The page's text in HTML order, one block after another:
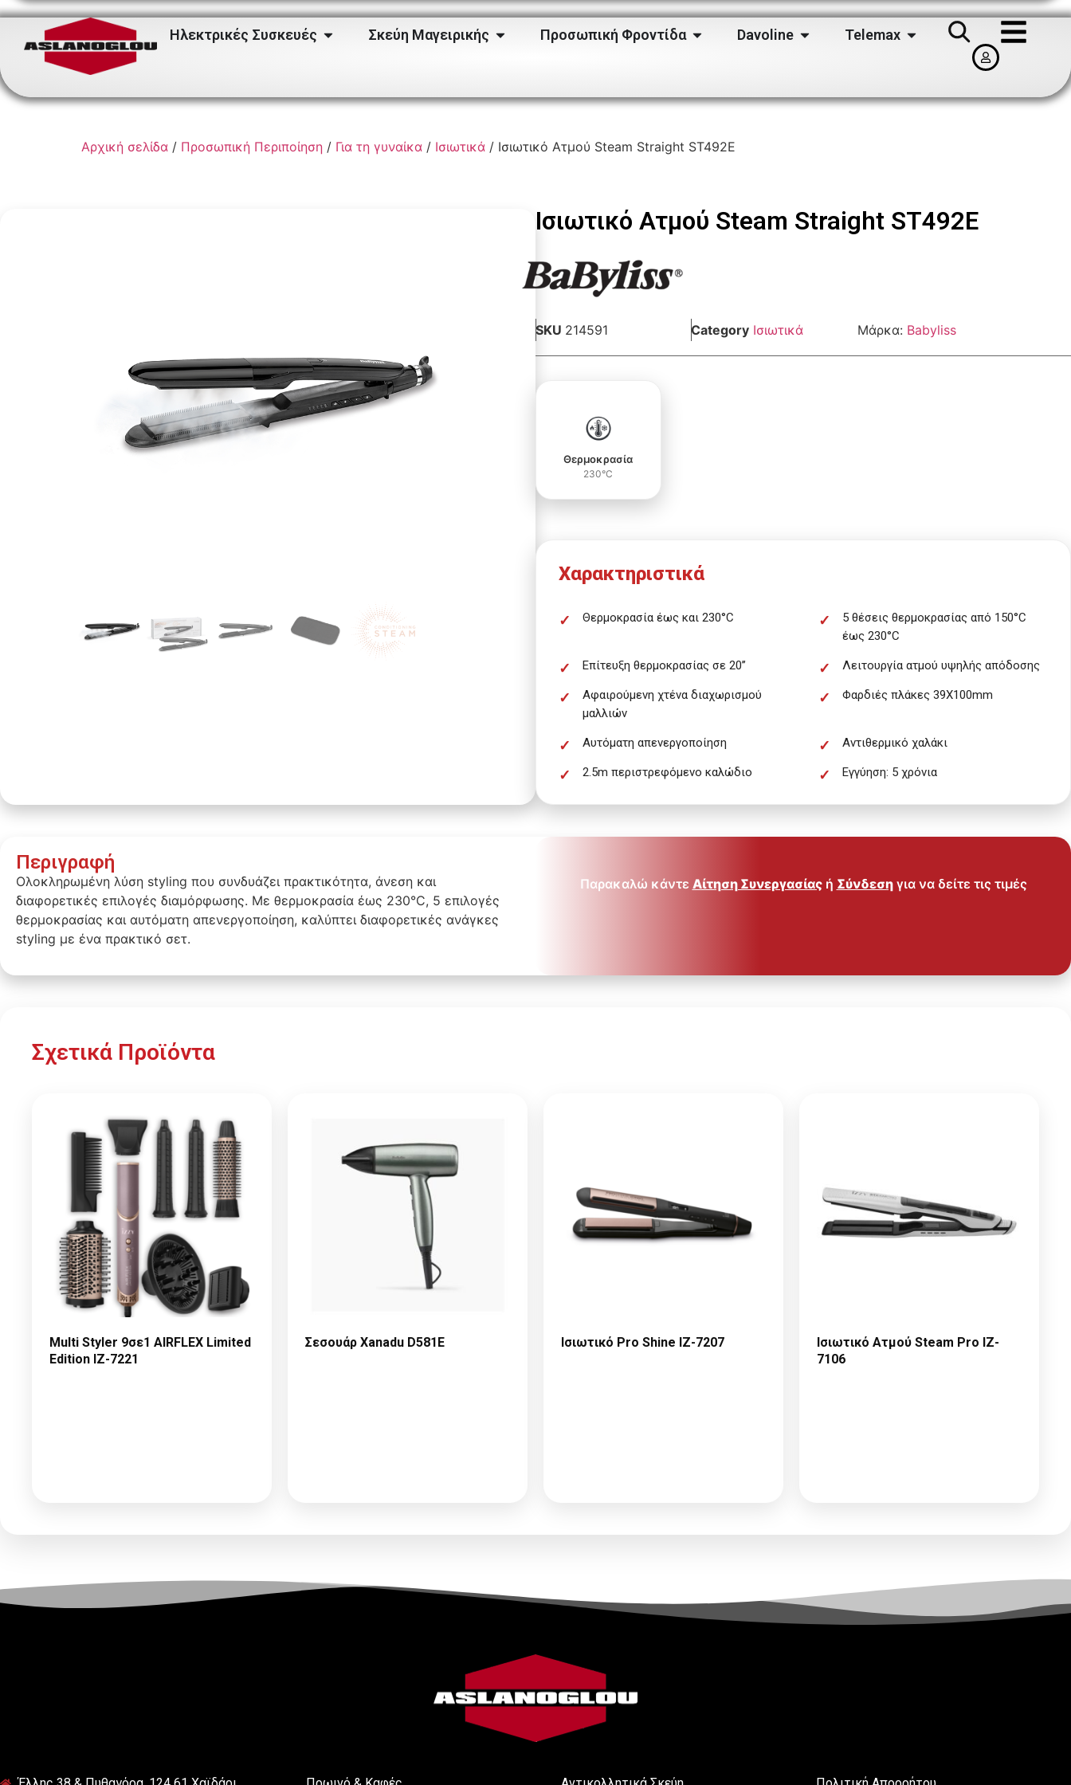
Ηλεκτρικές Συσκευές Σκεύη Μαγειρικής Προσωπική Φροντίδα Davoline Telemax
Αρχική σελίδα / Προσωπική Περιποίηση / Για τη γυναίκα / Ισιωτικά / Ισιωτικό Ατμού Steam Straight ST492E
Ισιωτικό Ατμού Steam Straight ST492E
SKU 214591 Category Ισιωτικά Μάρκα: Babyliss
Θερμοκρασία
230°C
Χαρακτηριστικά
Θερμοκρασία έως και 230°C
5 θέσεις θερμοκρασίας από 150°C
έως 230°C
Επίτευξη θερμοκρασίας σε 20’’ Λειτουργία ατμού υψηλής απόδοσης
Αφαιρούμενη χτένα διαχωρισμού
μαλλιών
Φαρδιές πλάκες 39Χ100mm
Αυτόματη απενεργοποίηση Αντιθερμικό χαλάκι
2.5m περιστρεφόμενο καλώδιο Εγγύηση: 5 χρόνια
Περιγραφή
Ολοκληρωμένη λύση styling που συνδυάζει πρακτικότητα, άνεση και
διαφορετικές επιλογές διαμόρφωσης. Με θερμοκρασία έως 230°C, 5 επιλογές
θερμοκρασίας και αυτόματη απενεργοποίηση, καλύπτει διαφορετικές ανάγκες
styling με ένα πρακτικό σετ.
Παρακαλώ κάντε Αίτηση Συνεργασίαςή Σύνδεσηγια να δείτε τις τιμές
Σχετικά Προϊόντα
Multi Styler 9σε1 AIRFLEX Limited
Edition IZ-7221
Σεσουάρ Xanadu D581E Ισιωτικό Pro Shine IZ-7207
Ισιωτικό Ατμού Steam Pro IZ-
7106